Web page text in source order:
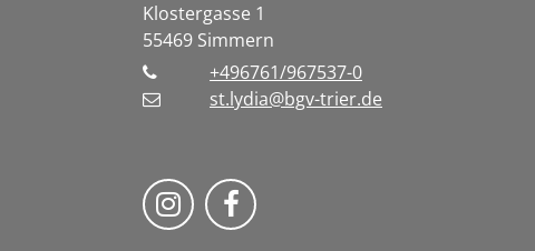
Klostergasse 1
55469 Simmern
+496761/967537-0
st.lydia@bgv-trier.de
Wir auf Instragram
Wir auf Facebook